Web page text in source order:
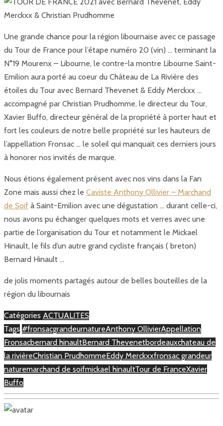
Une grande chance pour la région libournaise avec ce passage
du Tour de France pour l’étape numéro 20 (vin) … terminant la
N°19 Mourenx – Libourne, le contre-la montre Libourne Saint-
Emilion aura porté au coeur du Château de La Rivière des
étoiles du Tour avec Bernard Thevenet & Eddy Merckxx …
accompagné par Christian Prudhomme, le directeur du Tour,
Xavier Buffo, directeur général de la propriété à porter haut et
fort les couleurs de notre belle propriété sur les hauteurs de
l’appellation Fronsac … le soleil qui manquait ces derniers jours
à honorer nos invités de marque.
Nous étions également présent avec nos vins dans la Fan
Zone mais aussi chez le Caviste Anthony Ollivier – Marchand
de Soif à Saint-Emilion avec une dégustation … durant celle-ci,
nous avons pu échanger quelques mots et verres avec une
partie de l’organisation du Tour et notamment le Mickael
Hinault, le fils d’un autre grand cycliste français ( breton)
Bernard Hinault …
de jolis moments partagés autour de belles bouteilles de la
région du libournais
Catégories ACTUALITES
Tags #fronsacgrandeurnatureAnthony OllivierAppellation
Fronsacbernard hinaultBernard Thevenetbordeauxchateau de
la rivièreChristian PrudhommeEddy Merckxxfronsac grandeur
naturemarchand de soifmickael hinaultTour de FranceXavier
Buffo